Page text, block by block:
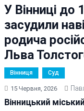
У Вінниці до
засудили
родича
Льва
Вінниця Суд
15 Червня, 2026
Вінницький